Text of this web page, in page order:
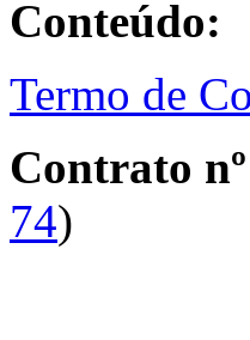
Conteúdo:
Termo de
Contrato
74)